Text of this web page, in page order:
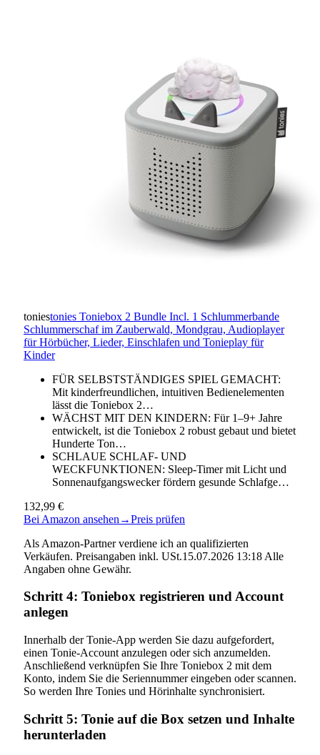
toniestonies Toniebox 2 Bundle Incl. 1 Schlummerbande
Schlummerschaf im Zauberwald, Mondgrau, Audioplayer
für Hörbücher, Lieder, Einschlafen und Tonieplay für
Kinder
FÜR SELBSTSTÄNDIGES SPIEL GEMACHT:
Mit kinderfreundlichen, intuitiven Bedienelementen
lässt die Toniebox 2…
WÄCHST MIT DEN KINDERN: Für 1–9+ Jahre
entwickelt, ist die Toniebox 2 robust gebaut und bietet
Hunderte Ton…
SCHLAUE SCHLAF- UND
WECKFUNKTIONEN: Sleep-Timer mit Licht und
Sonnenaufgangswecker fördern gesunde Schlafge…
132,99 €
Bei Amazon ansehen →Preis prüfen
Als Amazon-Partner verdiene ich an qualifizierten
Verkäufen. Preisangaben inkl. USt.15.07.2026 13:18 Alle
Angaben ohne Gewähr.
Schritt 4: Toniebox registrieren und Account
anlegen
Innerhalb der Tonie-App werden Sie dazu aufgefordert,
einen Tonie-Account anzulegen oder sich anzumelden.
Anschließend verknüpfen Sie Ihre Toniebox 2 mit dem
Konto, indem Sie die Seriennummer eingeben oder scannen.
So werden Ihre Tonies und Hörinhalte synchronisiert.
Schritt 5: Tonie auf die Box setzen und Inhalte
herunterladen